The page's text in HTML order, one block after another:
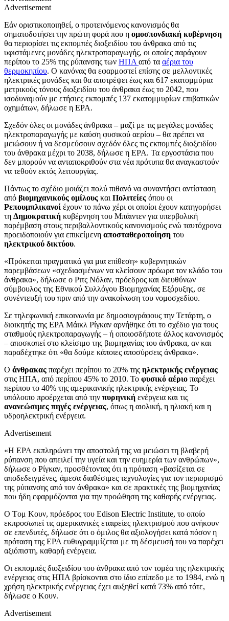
Advertisement
Εάν οριστικοποιηθεί, ο προτεινόμενος κανονισμός θα
σηματοδοτήσει την πρώτη φορά που η ομοσπονδιακή κυβέρνηση
θα περιορίσει τις εκπομπές διοξειδίου του άνθρακα από τις
υφιστάμενες μονάδες ηλεκτροπαραγωγής, οι οποίες παράγουν
περίπου το 25% της ρύπανσης των ΗΠΑ από τα αέρια του
θερμοκηπίου. Ο κανόνας θα εφαρμοστεί επίσης σε μελλοντικές
ηλεκτρικές μονάδες και θα αποτρέψει έως και 617 εκατομμύρια
μετρικούς τόνους διοξειδίου του άνθρακα έως το 2042, που
ισοδυναμούν με ετήσιες εκπομπές 137 εκατομμυρίων επιβατικών
οχημάτων, δήλωσε η EPA.
Σχεδόν όλες οι μονάδες άνθρακα – μαζί με τις μεγάλες μονάδες
ηλεκτροπαραγωγής με καύση φυσικού αερίου – θα πρέπει να
μειώσουν ή να δεσμεύσουν σχεδόν όλες τις εκπομπές διοξειδίου
του άνθρακα μέχρι το 2038, δήλωσε η EPA. Τα εργοστάσια που
δεν μπορούν να ανταποκριθούν στα νέα πρότυπα θα αναγκαστούν
να τεθούν εκτός λειτουργίας.
Πάντως το σχέδιο μοιάζει πολύ πιθανό να συναντήσει αντίσταση
από βιομηχανικούς ομίλους και Πολιτείες όπου οι
Ρεπουμπλικανοί έχουν το πάνω χέρι οι οποίοι έχουν κατηγορήσει
τη Δημοκρατική κυβέρνηση του Μπάιντεν για υπερβολική
παρέμβαση στους περιβαλλοντικούς κανονισμούς ενώ ταυτόχρονα
προειδοποιούν για επικείμενη αποσταθεροποίηση του
ηλεκτρικού δικτύου.
«Πρόκειται πραγματικά για μια επίθεση» κυβερνητικών
παρεμβάσεων «σχεδιασμένων να κλείσουν πρόωρα τον κλάδο του
άνθρακα», δήλωσε ο Ριτς Νόλαν, πρόεδρος και διευθύνων
σύμβουλος της Εθνικoύ Συλλόγου Βιομηχανίας Εξόρυξης, σε
συνέντευξή του πριν από την ανακοίνωση του νομοσχεδίου.
Σε τηλεφωνική επικοινωνία με δημοσιογράφους την Τετάρτη, ο
διοικητής της EPA Mάικλ Ρίγκαν αρνήθηκε ότι το σχέδιο για τους
σταθμούς ηλεκτροπαραγωγής – ή οποιοσδήποτε άλλος κανονισμός
– αποσκοπεί στο κλείσιμο της βιομηχανίας του άνθρακα, αν και
παραδέχτηκε ότι «θα δούμε κάποιες αποσύρσεις άνθρακα».
Ο άνθρακας παρέχει περίπου το 20% της ηλεκτρικής ενέργειας
στις ΗΠΑ, από περίπου 45% το 2010. Το φυσικό αέριο παρέχει
περίπου το 40% της αμερικανικής ηλεκτρικής ενέργειας. Το
υπόλοιπο προέρχεται από την πυρηνική ενέργεια και τις
ανανεώσιμες πηγές ενέργειας, όπως η αιολική, η ηλιακή και η
υδροηλεκτρική ενέργεια.
Advertisement
«Η EPA εκπληρώνει την αποστολή της να μειώσει τη βλαβερή
ρύπανση που απειλεί την υγεία και την ευημερία των ανθρώπων»,
δήλωσε ο Ρίγκαν, προσθέτοντας ότι η πρόταση «βασίζεται σε
αποδεδειγμένες, άμεσα διαθέσιμες τεχνολογίες για τον περιορισμό
της ρύπανσης από τον άνθρακα» και σε πρακτικές της βιομηχανίας
που ήδη εφαρμόζονται για την προώθηση της καθαρής ενέργειας.
Ο Tομ Kουν, πρόεδρος του Edison Electric Institute, το οποίο
εκπροσωπεί τις αμερικανικές εταιρείες ηλεκτρισμού που ανήκουν
σε επενδυτές, δήλωσε ότι ο όμιλος θα αξιολογήσει κατά πόσον η
πρόταση της EPA ευθυγραμμίζεται με τη δέσμευσή του να παρέχει
αξιόπιστη, καθαρή ενέργεια.
Οι εκπομπές διοξειδίου του άνθρακα από τον τομέα της ηλεκτρικής
ενέργειας στις ΗΠΑ βρίσκονται στο ίδιο επίπεδο με το 1984, ενώ η
χρήση ηλεκτρικής ενέργειας έχει αυξηθεί κατά 73% από τότε,
δήλωσε ο Κουν.
Advertisement